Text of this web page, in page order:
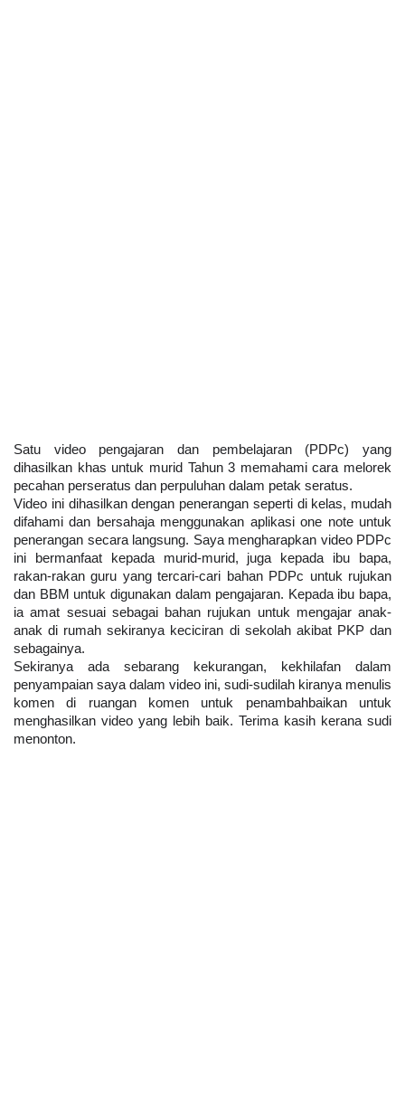
Satu video pengajaran dan pembelajaran (PDPc) yang
dihasilkan khas untuk murid Tahun 3 memahami cara melorek
pecahan perseratus dan perpuluhan dalam petak seratus.
Video ini dihasilkan dengan penerangan seperti di kelas, mudah
difahami dan bersahaja menggunakan aplikasi one note untuk
penerangan secara langsung. Saya mengharapkan video PDPc
ini bermanfaat kepada murid-murid, juga kepada ibu bapa,
rakan-rakan guru yang tercari-cari bahan PDPc untuk rujukan
dan BBM untuk digunakan dalam pengajaran. Kepada ibu bapa,
ia amat sesuai sebagai bahan rujukan untuk mengajar anak-
anak di rumah sekiranya keciciran di sekolah akibat PKP dan
sebagainya.
Sekiranya ada sebarang kekurangan, kekhilafan dalam
penyampaian saya dalam video ini, sudi-sudilah kiranya menulis
komen di ruangan komen untuk penambahbaikan untuk
menghasilkan video yang lebih baik. Terima kasih kerana sudi
menonton.